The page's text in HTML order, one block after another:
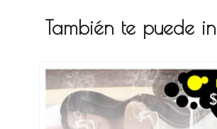
También te puede